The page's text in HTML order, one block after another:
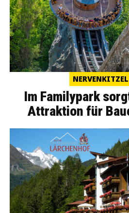
Im Familypark
Attraktion für